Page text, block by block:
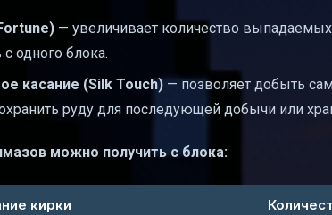
— увеличивает количество
одного блока.
касание (Silk Touch) — позволяет добыть
руду для последующей добычи или
можно получить с блока:
кирки